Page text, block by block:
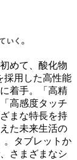
めて、酸化物
用した高性能
着手。「高精
高感度タッチ
まな特長を持
た未来生活の
。タブレットか
さまざまなシ